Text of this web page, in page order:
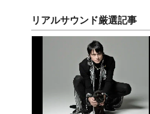
リアルサウンド厳選記事